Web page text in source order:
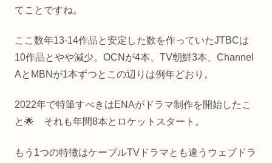
てことですね。
ここ数年13-14作品と安定した数を作っていたJTBCは
10作品とやや減少。OCNが4本、TV朝鮮3本、Channel
AとMBNが1本ずつとこの辺りは例年どおり。
2022年で特筆すべきはENAがドラマ制作を開始したこ
と🌟 それも年間8本とロケットスタート。
もう1つの特徴はケーブルTVドラマとも違うウェブドラ